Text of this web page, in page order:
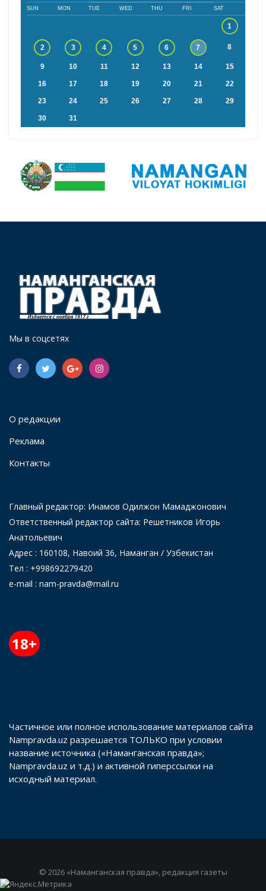
SUN MON TUE WED THU FRI SAT
1
2 3 4 5 6 7 8
9 10 11 12 13 14 15
16 17 18 19 20 21 22
23 24 25 26 27 28 29
30 31
Мы в соцсетях
О редакции
Реклама
Контакты
Главный редактор: Инамов Одилжон Мамаджонович
Ответственный редактор сайта: Решетников Игорь
Анатольевич
Адрес : 160108, Навоий 36, Наманган / Узбекистан
Тел : +998692279420
e-mail : nam-pravda@mail.ru
18+
Частичное или полное использование материалов сайта
Nampravda.uz разрешается ТОЛЬКО при условии
название источника («Наманганская правда»;
Nampravda.uz и т.д.) и активной гиперссылки на
исходный материал.
© 2026 «Наманганская правда», редакция газеты